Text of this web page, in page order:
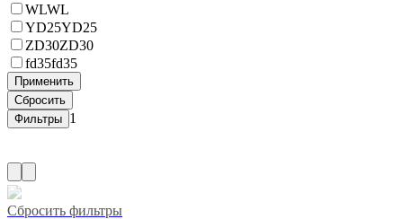
WLWL
YD25YD25
ZD30ZD30
fd35fd35
1
Сбросить фильтры